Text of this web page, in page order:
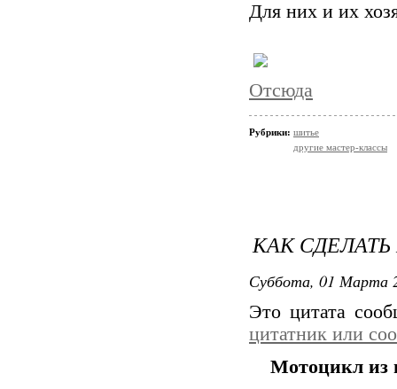
Для них и их
Отсюда
Рубрики: шитье
другие мастер-классы
КАК
Суббота, 01 Марта
Это цитата
цитатник или
Мотоцикл из